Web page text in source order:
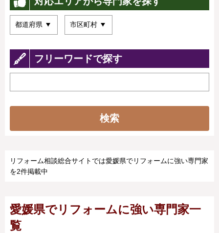
フリーワードで探す
検索
リフォーム相談総合サイトでは愛媛県でリフォームに強い専門家
を2件掲載中
愛媛県でリフォームに強い専門家一
覧